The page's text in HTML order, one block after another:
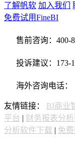
了解帆软 加入我们
免费试用FineBI
售前咨询：400-
投诉建议：173-
海外咨询电话：
友情链接： BI商业
平台 | 财务报表分
分析软件下载 | 免